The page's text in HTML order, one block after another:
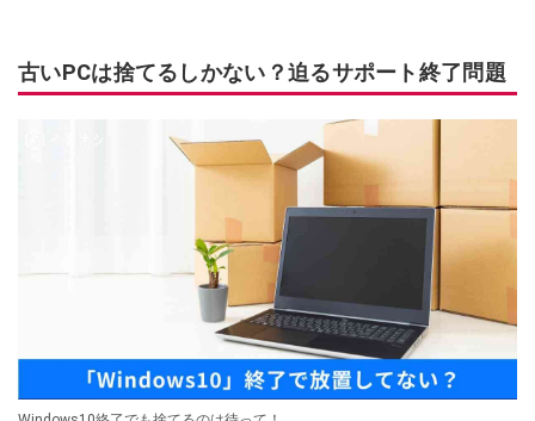
古いPCは捨てるしかない？迫るサポート終了問題